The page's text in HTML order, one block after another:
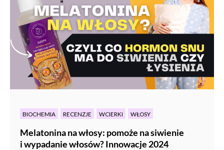
BIOCHEMIA RECENZJE WCIERKI WŁOSY
Melatonina na włosy: pomoże na siwienie
i wypadanie włosów? Innowacje 2024